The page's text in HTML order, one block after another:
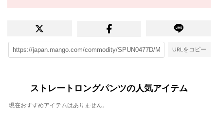
URLをコピー
ストレートロングパンツの人気アイテム
現在おすすめアイテムはありません。